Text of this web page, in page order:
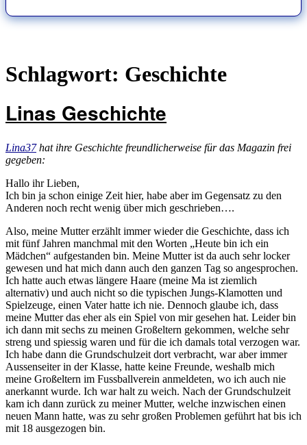
Schlagwort: Geschichte
Linas Geschichte
Lina37hat ihre Geschichte freundlicherweise für das Magazin frei
gegeben:
Hallo ihr Lieben,
Ich bin ja schon einige Zeit hier, habe aber im Gegensatz zu den
Anderen noch recht wenig über mich geschrieben….
Also, meine Mutter erzählt immer wieder die Geschichte, dass ich
mit fünf Jahren manchmal mit den Worten „Heute bin ich ein
Mädchen“ aufgestanden bin. Meine Mutter ist da auch sehr locker
gewesen und hat mich dann auch den ganzen Tag so angesprochen.
Ich hatte auch etwas längere Haare (meine Ma ist ziemlich
alternativ) und auch nicht so die typischen Jungs-Klamotten und
Spielzeuge, einen Vater hatte ich nie. Dennoch glaube ich, dass
meine Mutter das eher als ein Spiel von mir gesehen hat. Leider bin
ich dann mit sechs zu meinen Großeltern gekommen, welche sehr
streng und spiessig waren und für die ich damals total verzogen war.
Ich habe dann die Grundschulzeit dort verbracht, war aber immer
Aussenseiter in der Klasse, hatte keine Freunde, weshalb mich
meine Großeltern im Fussballverein anmeldeten, wo ich auch nie
anerkannt wurde. Ich war halt zu weich. Nach der Grundschulzeit
kam ich dann zurück zu meiner Mutter, welche inzwischen einen
neuen Mann hatte, was zu sehr großen Problemen geführt hat bis ich
mit 18 ausgezogen bin.